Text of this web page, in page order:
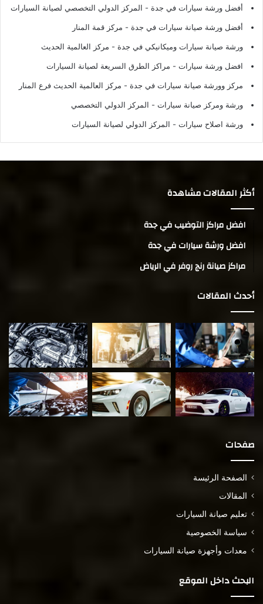
أفضل ورشة سيارات في جدة - المركز الدولي التخصصي لصيانة السيارات
أفضل ورشة صيانة سيارات في جدة - مركز قمة المنار
ورشة صيانة سيارات وميكانيكي في جدة - مركز العالمية الحديث
افضل ورشة سيارات - مراكز الطرق السريعة لصيانة السيارات
مركز وورشة صيانة سيارات في جدة - مركز العالمية الحديث فرع المنار
ورشة ومركز صيانة سيارات - المركز الدولي التخصصي
ورشة اصلاح سيارات - المركز الدولي لصيانة السيارات
أكثر المقالات مشاهدة
افضل مراكز التوضيب في جدة
افضل ورشة سيارات في جدة
مراكز صيانة رنج روفر في الرياض
أحدث المقالات
صفحات
الصفحة الرئيسة
المقالات
تعليم صيانة السيارات
سياسة الخصوصية
معدات وأجهزة صيانة السيارات
البحث داخل الموقع